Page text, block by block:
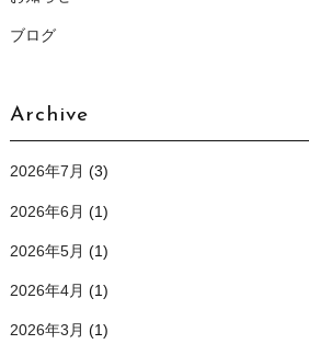
ブログ
Archive
2026年7月 (3)
2026年6月 (1)
2026年5月 (1)
2026年4月 (1)
2026年3月 (1)